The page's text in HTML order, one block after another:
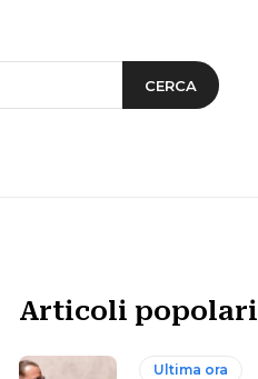
CERCA
Articoli popolari
Ultima ora